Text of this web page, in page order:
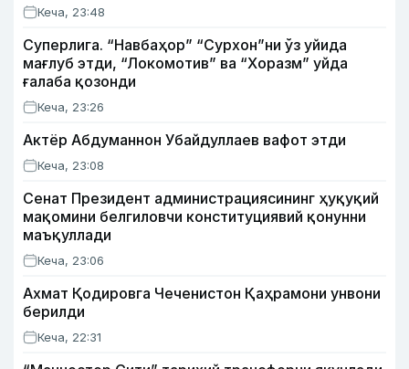
Кеча, 23:48
Суперлига. “Навбаҳор” “Сурхон”ни ўз уйида
мағлуб этди, “Локомотив” ва “Хоразм” уйда
ғалаба қозонди
Кеча, 23:26
Актёр Абду­маннон Убайдуллаев вафот этди
Кеча, 23:08
Сенат Президент администрациясининг ҳуқуқий
мақомини белгиловчи конституциявий қонунни
маъқуллади
Кеча, 23:06
Ахмат Қодировга Чеченистон Қаҳрамони унвони
берилди
Кеча, 22:31